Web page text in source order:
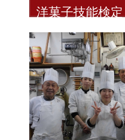
洋菓子技能検